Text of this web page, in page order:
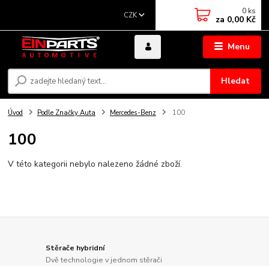
Menu
CZK
Hledat
0 ks
za 0,00 Kč
Úvod Podle Značky Auta Mercedes-Benz 100
100
V této kategorii nebylo nalezeno žádné zboží.
Stěrače hybridní
Dvě technologie v jednom stěrači